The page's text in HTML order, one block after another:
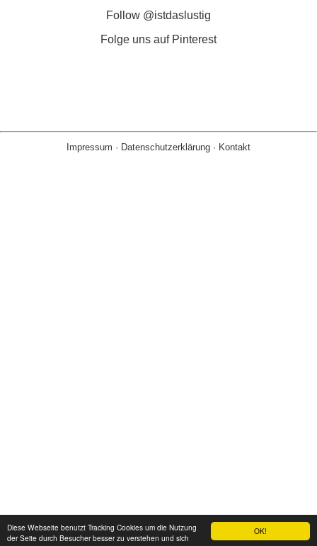
OK!
Diese Webseite benutzt Tracking Cookies um die Nutzung
der Seite durch Besucher besser zu verstehen und sich
Follow @istdaslustig
Folge uns auf Pinterest
Impressum · Datenschutzerklärung · Kontakt